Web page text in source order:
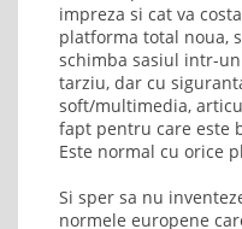
impreza si cat va
platforma total noua,
schimba sasiul intr-
tarziu, dar cu
soft/multimedia,
fapt pentru care este
Este normal cu orice
Si sper sa nu
normele europene